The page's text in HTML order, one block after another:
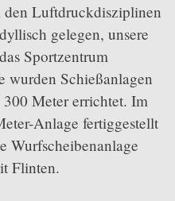
Luftdruckdisziplinen
gelegen, unsere
Sportzentrum
wurden Schießanlagen
Meter errichtet. Im
Anlage fertiggestellt
Wurfscheibenanlage
Flinten.